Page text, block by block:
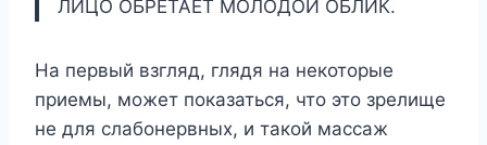
ЛИЦО ОБРЕТАЕТ МОЛОДОЙ ОБЛИК.
На первый взгляд, глядя на некоторые
приемы, может показаться, что это зрелище
не для слабонервных, и такой массаж